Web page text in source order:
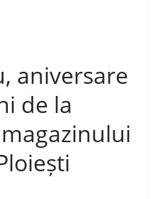
aniversare
de la